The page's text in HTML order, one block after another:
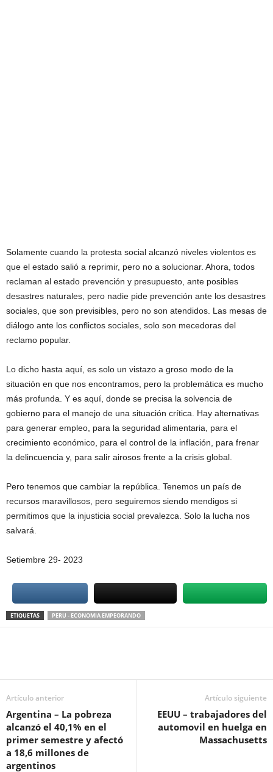
Solamente cuando la protesta social alcanzó niveles violentos es
que el estado salió a reprimir, pero no a solucionar. Ahora, todos
reclaman al estado prevención y presupuesto, ante posibles
desastres naturales, pero nadie pide prevención ante los desastres
sociales, que son previsibles, pero no son atendidos. Las mesas de
diálogo ante los conflictos sociales, solo son mecedoras del
reclamo popular.
Lo dicho hasta aquí, es solo un vistazo a groso modo de la
situación en que nos encontramos, pero la problemática es mucho
más profunda. Y es aquí, donde se precisa la solvencia de
gobierno para el manejo de una situación crítica. Hay alternativas
para generar empleo, para la seguridad alimentaria, para el
crecimiento económico, para el control de la inflación, para frenar
la delincuencia y, para salir airosos frente a la crisis global.
Pero tenemos que cambiar la república. Tenemos un país de
recursos maravillosos, pero seguiremos siendo mendigos si
permitimos que la injusticia social prevalezca. Solo la lucha nos
salvará.
Setiembre 29- 2023
ETIQUETAS PERU - ECONOMIA EMPEORANDO
Artículo anterior
Argentina – La pobreza
alcanzó el 40,1% en el
primer semestre y afectó
a 18,6 millones de
argentinos
Artículo siguiente
EEUU – trabajadores del
automovil en huelga en
Massachusetts